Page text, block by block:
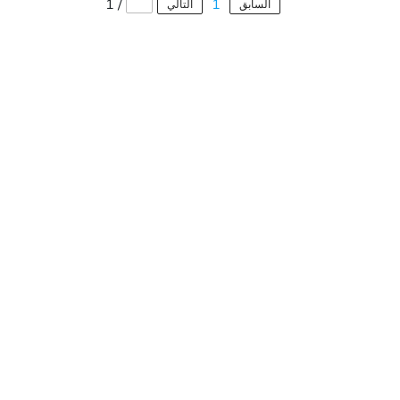
السابق 1 التالي /
1